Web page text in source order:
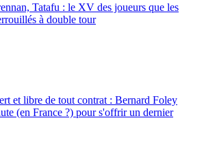
Tatafu : le XV des joueurs que les
à double tour
et libre de tout contrat : Bernard Foley
(en France ?) pour s'offrir un dernier